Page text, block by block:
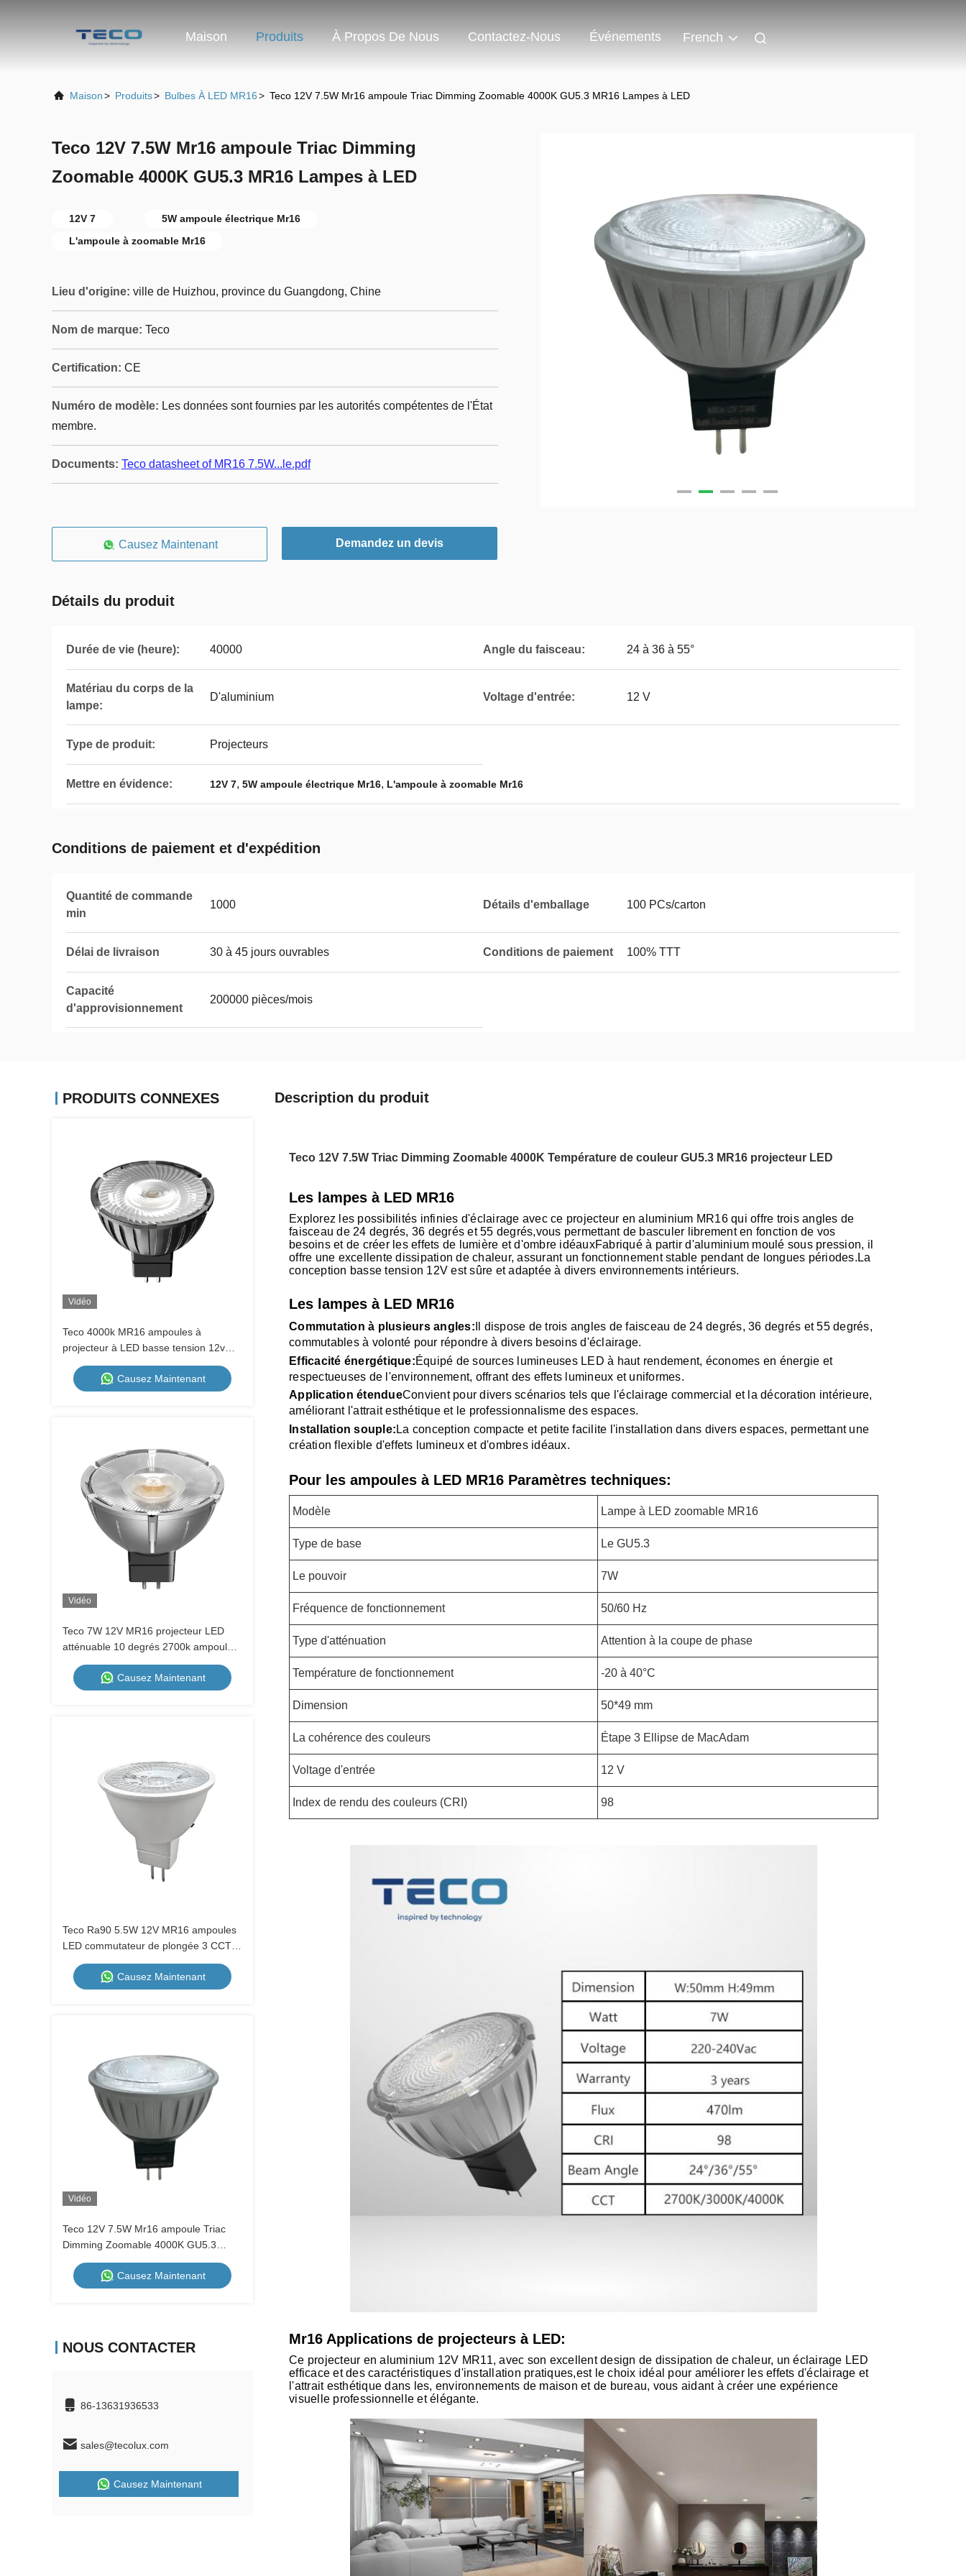
Maison Produits À Propos De Nous Contactez-Nous Événements French
Maison> Produits> Bulbes À LED MR16> Teco 12V 7.5W Mr16 ampoule Triac Dimming Zoomable 4000K GU5.3 MR16 Lampes à LED
Teco 12V 7.5W Mr16 ampoule Triac Dimming
Zoomable 4000K GU5.3 MR16 Lampes à LED
12V 7
5W ampoule électrique Mr16
L'ampoule à zoomable Mr16
Lieu d'origine: ville de Huizhou, province du Guangdong, Chine
Nom de marque: Teco
Certification: CE
Numéro de modèle: Les données sont fournies par les autorités compétentes de l'État
membre.
Documents: Teco datasheet of MR16 7.5W...le.pdf
Causez Maintenant Demandez un devis
Détails du produit
Durée de vie (heure): 40000 Angle du faisceau: 24 à 36 à 55°
Matériau du corps de la
lampe:
D'aluminium Voltage d'entrée: 12 V
Type de produit: Projecteurs
Mettre en évidence: 12V 7, 5W ampoule électrique Mr16, L'ampoule à zoomable Mr16
Conditions de paiement et d'expédition
Quantité de commande
min
1000 Détails d'emballage 100 PCs/carton
Délai de livraison 30 à 45 jours ouvrables Conditions de paiement 100% TTT
Capacité
d'approvisionnement
200000 pièces/mois
PRODUITS CONNEXES
Vidéo
Teco 4000k MR16 ampoules à
projecteur à LED basse tension 12v
GU5.3 Base 7W 36 degrés angle de
faisceau
Causez Maintenant
Vidéo
Teco 7W 12V MR16 projecteur LED
atténuable 10 degrés 2700k ampoules
blanches très chaudes
Causez Maintenant
Teco Ra90 5.5W 12V MR16 ampoules
LED commutateur de plongée 3 CCT
Dimming 60D projecteur LED intérieur
Causez Maintenant
Vidéo
Teco 12V 7.5W Mr16 ampoule Triac
Dimming Zoomable 4000K GU5.3
MR16 Lampes à LED
Causez Maintenant
NOUS CONTACTER
86-13631936533
sales@tecolux.com
Causez Maintenant
Description du produit
Teco 12V 7.5W Triac Dimming Zoomable 4000K Température de couleur GU5.3 MR16 projecteur LED
Les lampes à LED MR16
Explorez les possibilités infinies d'éclairage avec ce projecteur en aluminium MR16 qui offre trois angles de
faisceau de 24 degrés, 36 degrés et 55 degrés,vous permettant de basculer librement en fonction de vos
besoins et de créer les effets de lumière et d'ombre idéauxFabriqué à partir d'aluminium moulé sous pression, il
offre une excellente dissipation de chaleur, assurant un fonctionnement stable pendant de longues périodes.La
conception basse tension 12V est sûre et adaptée à divers environnements intérieurs.
Les lampes à LED MR16
Commutation à plusieurs angles: Il dispose de trois angles de faisceau de 24 degrés, 36 degrés et 55 degrés,
commutables à volonté pour répondre à divers besoins d'éclairage.
Efficacité énergétique:Équipé de sources lumineuses LED à haut rendement, économes en énergie et
respectueuses de l'environnement, offrant des effets lumineux et uniformes.
Application étendueConvient pour divers scénarios tels que l'éclairage commercial et la décoration intérieure,
améliorant l'attrait esthétique et le professionnalisme des espaces.
Installation souple: La conception compacte et petite facilite l'installation dans divers espaces, permettant une
création flexible d'effets lumineux et d'ombres idéaux.
Pour les ampoules à LED MR16 Paramètres techniques:
Modèle Lampe à LED zoomable MR16
Type de base Le GU5.3
Le pouvoir 7W
Fréquence de fonctionnement 50/60 Hz
Type d'atténuation Attention à la coupe de phase
Température de fonctionnement -20 à 40°C
Dimension 50*49 mm
La cohérence des couleurs Étape 3 Ellipse de MacAdam
Voltage d'entrée 12 V
Index de rendu des couleurs (CRI) 98
Mr16 Applications de projecteurs à LED:
Ce projecteur en aluminium 12V MR11, avec son excellent design de dissipation de chaleur, un éclairage LED
efficace et des caractéristiques d'installation pratiques,est le choix idéal pour améliorer les effets d'éclairage et
l'attrait esthétique dans les, environnements de maison et de bureau, vous aidant à créer une expérience
visuelle professionnelle et élégante.